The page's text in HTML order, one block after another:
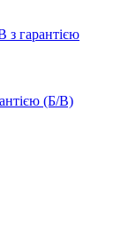
з гарантією